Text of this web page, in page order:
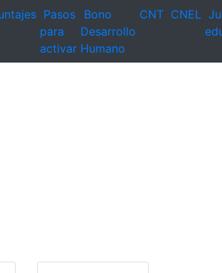
Pasos
para
activar
Bono
Desarrollo
Humano
CNT CNEL